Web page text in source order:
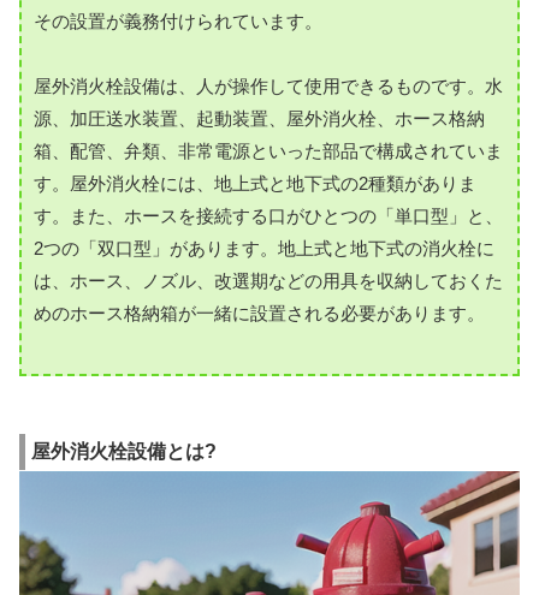
その設置が義務付けられています。
屋外消火栓設備は、人が操作して使用できるものです。水
源、加圧送水装置、起動装置、屋外消火栓、ホース格納
箱、配管、弁類、非常電源といった部品で構成されていま
す。屋外消火栓には、地上式と地下式の2種類がありま
す。また、ホースを接続する口がひとつの「単口型」と、
2つの「双口型」があります。地上式と地下式の消火栓に
は、ホース、ノズル、改選期などの用具を収納しておくた
めのホース格納箱が一緒に設置される必要があります。
屋外消火栓設備とは?